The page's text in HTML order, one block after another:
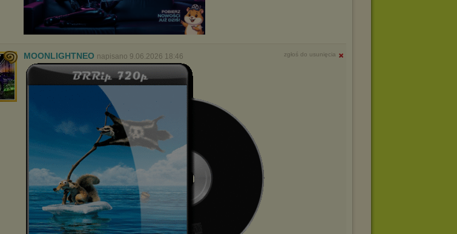
MOONLIGHTNEO napisano 9.06.2026 18:46 zgłoś do usunięcia